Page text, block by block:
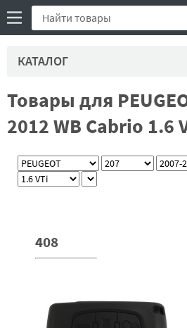
КАТАЛОГ
Товары для
2012 WB Cabrio 1.6
408